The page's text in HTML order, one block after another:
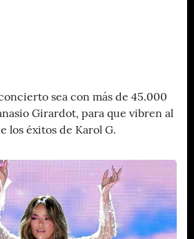
sea con más de 45.000
Girardot, para que vibren al
los éxitos de Karol G.